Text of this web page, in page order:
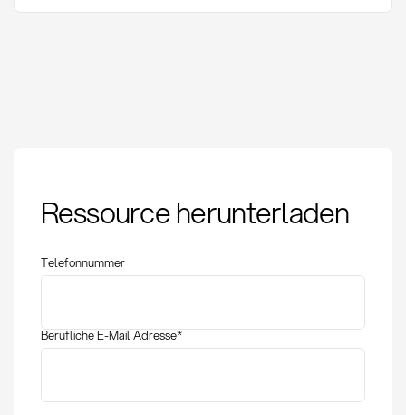
Definition, Messung
und Optimierung im
Ressource herunterladen
Telefonnummer
Berufliche E-Mail Adresse*